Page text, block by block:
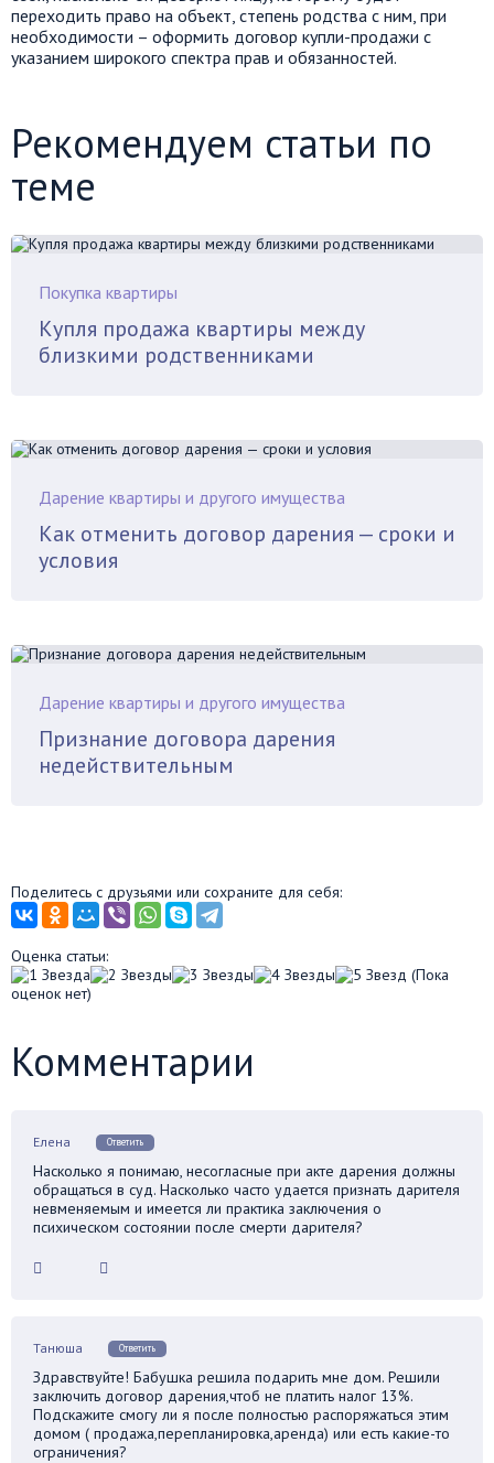
переходить право на объект, степень родства с ним, при
необходимости – оформить договор купли-продажи с
указанием широкого спектра прав и обязанностей.
Рекомендуем статьи по
теме
Покупка квартиры
Купля продажа квартиры между
близкими родственниками
Дарение квартиры и другого имущества
Как отменить договор дарения — сроки и
условия
Дарение квартиры и другого имущества
Признание договора дарения
недействительным
Поделитесь с друзьями или сохраните для себя:
Оценка статьи:
(Пока
оценок нет)
Комментарии
Елена Ответить
Насколько я понимаю, несогласные при акте дарения должны
обращаться в суд. Насколько часто удается признать дарителя
невменяемым и имеется ли практика заключения о
психическом состоянии после смерти дарителя?
Танюша Ответить
Здравствуйте! Бабушка решила подарить мне дом. Решили
заключить договор дарения,чтоб не платить налог 13%.
Подскажите смогу ли я после полностью распоряжаться этим
домом ( продажа,перепланировка,аренда) или есть какие-то
ограничения?